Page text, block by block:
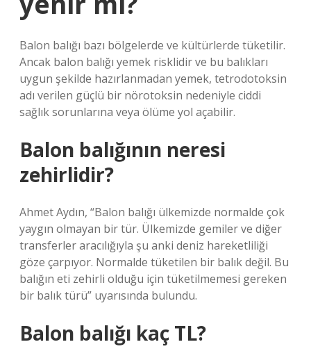
Balon balığı bazı bölgelerde ve kültürlerde tüketilir.
Ancak balon balığı yemek risklidir ve bu balıkları
uygun şekilde hazırlanmadan yemek, tetrodotoksin
adı verilen güçlü bir nörotoksin nedeniyle ciddi
sağlık sorunlarına veya ölüme yol açabilir.
Balon balığının neresi
zehirlidir?
Ahmet Aydın, “Balon balığı ülkemizde normalde çok
yaygın olmayan bir tür. Ülkemizde gemiler ve diğer
transferler aracılığıyla şu anki deniz hareketliliği
göze çarpıyor. Normalde tüketilen bir balık değil. Bu
balığın eti zehirli olduğu için tüketilmemesi gereken
bir balık türü” uyarısında bulundu.
Balon balığı kaç TL?